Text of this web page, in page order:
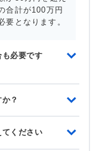
合計が100万円
要となります。
必要です
？
てください